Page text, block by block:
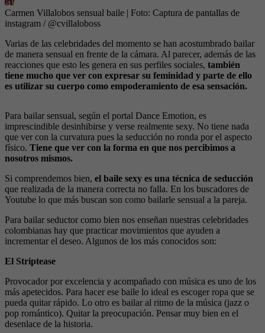
Carmen Villalobos sensual baile | Foto: Captura de pantallas de
instagram / @cvillaloboss
Varias de las celebridades del momento se han acostumbrado bailar
de manera sensual en frente de la cámara. Al parecer, además de las
reacciones que esto les genera en sus perfiles sociales, también
tiene mucho que ver con expresar su feminidad y parte de ello
es utilizar su cuerpo como empoderamiento de esa sensación.
Para bailar sensual, según el portal Dance Emotion, es
imprescindible desinhibirse y verse realmente sexy. No tiene nada
que ver con la curvatura pues la seducción no ronda por el aspecto
físico. Tiene que ver con la forma en que nos percibimos a
nosotros mismos.
Si comprendemos bien, el baile sexy es una técnica de seducción
que realizada de la manera correcta no falla. En los buscadores de
Youtube lo que más buscan son como bailarle sensual a la pareja.
Para bailar seductor como bien nos enseñan nuestras celebridades
colombianas hay que practicar movimientos que ayuden a
incrementar el deseo. Algunos de los más conocidos son:
El Striptease
Provocador por excelencia y acompañado con música es uno de los
más apetecidos. Para hacer ese baile lo ideal es escoger ropa que se
pueda quitar rápido. Lo otro es bailar al ritmo de la música (jazz o
pop romántico). Quitar la preocupación. Pensar muy bien en el
desenlace de la historia.